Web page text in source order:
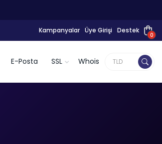
Kampanyalar Üye Girişi Destek
0
E-Posta SSL Whois